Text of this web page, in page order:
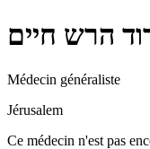
דוד הרש חיים
Médecin généraliste
Jérusalem
Ce médecin n'est pas